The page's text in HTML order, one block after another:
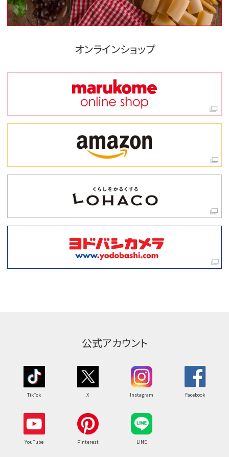
オンラインショップ
公式アカウント
TikTok X Instagram Facebook
YouTube Pinterest LINE